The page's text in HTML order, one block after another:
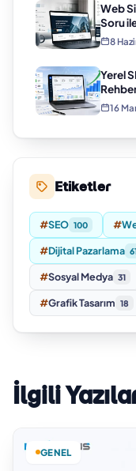
Web
Soru
8
Yerel
16
Etiketler
#SEO 100 #
#Dijital Pazarlama
#Sosyal Medya 31
#Grafik Tasarım 18
İlgili
GENEL